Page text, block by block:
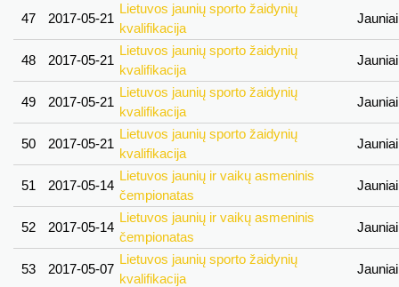
47 2017-05-21
Lietuvos jaunių sporto žaidynių
kvalifikacija
48 2017-05-21
Lietuvos jaunių sporto žaidynių
kvalifikacija
49 2017-05-21
Lietuvos jaunių sporto žaidynių
kvalifikacija
50 2017-05-21
Lietuvos jaunių sporto žaidynių
kvalifikacija
51 2017-05-14
Lietuvos jaunių ir vaikų asmeninis
čempionatas
52 2017-05-14
Lietuvos jaunių ir vaikų asmeninis
čempionatas
53 2017-05-07
Lietuvos jaunių sporto žaidynių
kvalifikacija